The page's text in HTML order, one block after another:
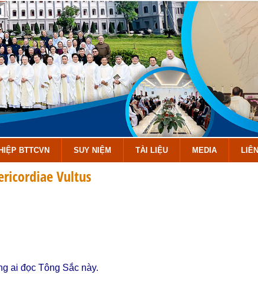
BTTCVN SUY NIỆM TÀI LIỆU MEDIA
Vultus
ai đọc Tông Sắc này.